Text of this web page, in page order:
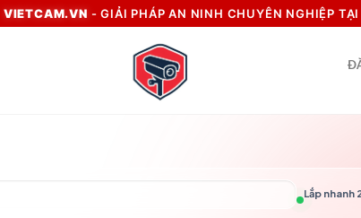
VIETCAM.VN - GIẢI PHÁP AN NINH CHUYÊN NGHIỆP
Lắp nhanh